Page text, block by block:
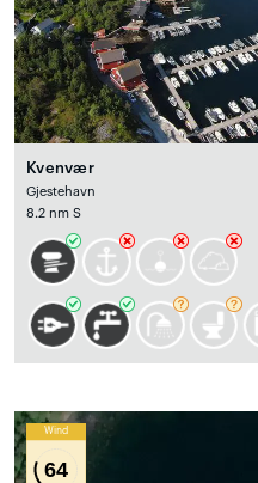
Kvenvær
Gjestehavn
8.2 nm S
Wind
64